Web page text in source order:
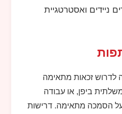
ניידים ואסטרטגיית
זכאות מתאימה
ביפן, או עבודה
הסמכה מתאימה. דרישות